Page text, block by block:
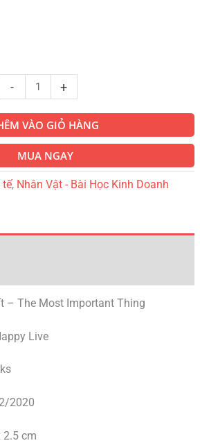
- +
VÀO GIỎ HÀNG
MUA NGAY
tế, Nhân Vật - Bài Học Kinh Doanh
– The Most Important Thing
Live
2020
2.5 cm